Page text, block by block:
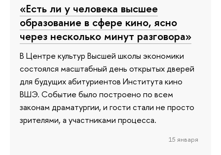
«Есть ли у человека высшее
образование в сфере кино, ясно
через несколько минут разговора»
В Центре культур Высшей школы экономики
состоялся масштабный день открытых дверей
для будущих абитуриентов Института кино
ВШЭ. Событие было построено по всем
законам драматургии, и гости стали не просто
зрителями, а участниками процесса.
15 января